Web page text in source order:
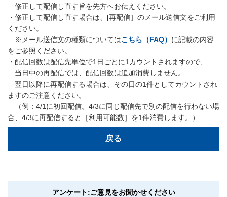
修正して配信し直す旨を先方へお伝えください。
・修正して配信し直す場合は、[再配信］のメール送信文をご利用
ください。
※メール送信文の種類についてはこちら（FAQ） に記載の内容
をご参照ください。
・配信回数は配信先単位で1日ごとに1カウントされますので、
当日中の再配信では、配信回数は追加消費しません。
翌日以降に再配信する場合は、その日の1件としてカウントされ
ますのご注意ください。
（例：4/1に初回配信。4/3に同じ配信先で別の配信を行わない場
合、4/3に再配信すると［利用可能数］を1件消費します。）
戻る
アンケート:ご意見をお聞かせください